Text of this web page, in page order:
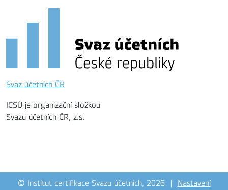
Svaz účetních ČR
ICSÚ je organizační složkou
Svazu účetních ČR, z.s.
© Institut certifikace Svazu účetních, 2026 | Nastavení